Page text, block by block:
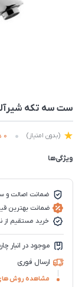
ست سه تکه
(بدون امتیاز) 0 دیدگاه
ویژگی‌ها
ضمانت اصالت و
ضمانت بهترین
خرید مستقیم از
موجود در انبار
ارسال فوری
مشاهده روش